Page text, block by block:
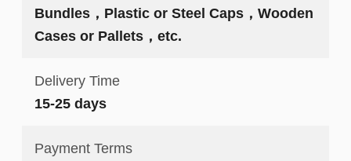
Bundles，Plastic or Steel Caps，Wooden
Cases or Pallets，etc.
Delivery Time
15-25 days
Payment Terms